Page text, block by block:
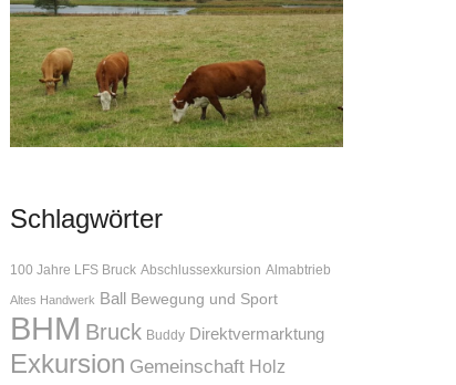
Schlagwörter
100 Jahre LFS Bruck Abschlussexkursion Almabtrieb
Altes Handwerk Ball Bewegung und Sport
BHM Bruck Buddy Direktvermarktung
Exkursion Gemeinschaft Holz